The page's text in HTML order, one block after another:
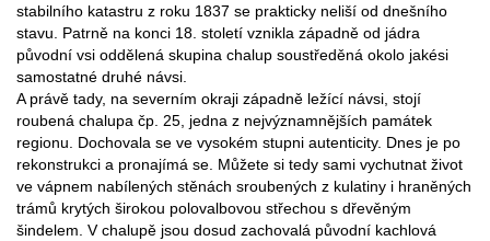
stabilního katastru z roku 1837 se prakticky neliší od dnešního
stavu. Patrně na konci 18. století vznikla západně od jádra
původní vsi oddělená skupina chalup soustředěná okolo jakési
samostatné druhé návsi.
A právě tady, na severním okraji západně ležící návsi, stojí
roubená chalupa čp. 25, jedna z nejvýznamnějších památek
regionu. Dochovala se ve vysokém stupni autenticity. Dnes je po
rekonstrukci a pronajímá se. Můžete si tedy sami vychutnat život
ve vápnem nabílených stěnách sroubených z kulatiny i hraněných
trámů krytých širokou polovalbovou střechou s dřevěným
šindelem. V chalupě jsou dosud zachovalá původní kachlová